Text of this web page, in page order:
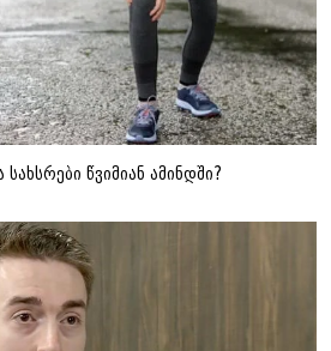
წვიმიან ამინდში?